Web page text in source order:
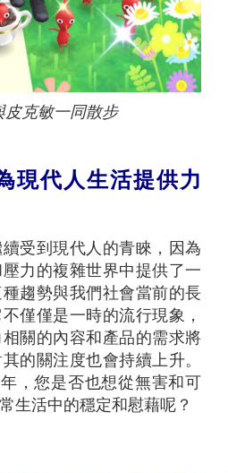
皮克敏一同散步
現代人生活提供力
受到現代人的青睞，因為
力的複雜世界中提供了一
趨勢與我們社會當前的長
僅僅是一時的流行現象，
關的內容和產品的需求將
的關注度也會持續上升。
，您是否也想從無害和可
生活中的穩定和慰藉呢？